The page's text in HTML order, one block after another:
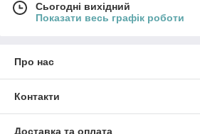
Сьогодні вихідний
Показати весь графік роботи
Про нас
Контакти
Доставка та оплата